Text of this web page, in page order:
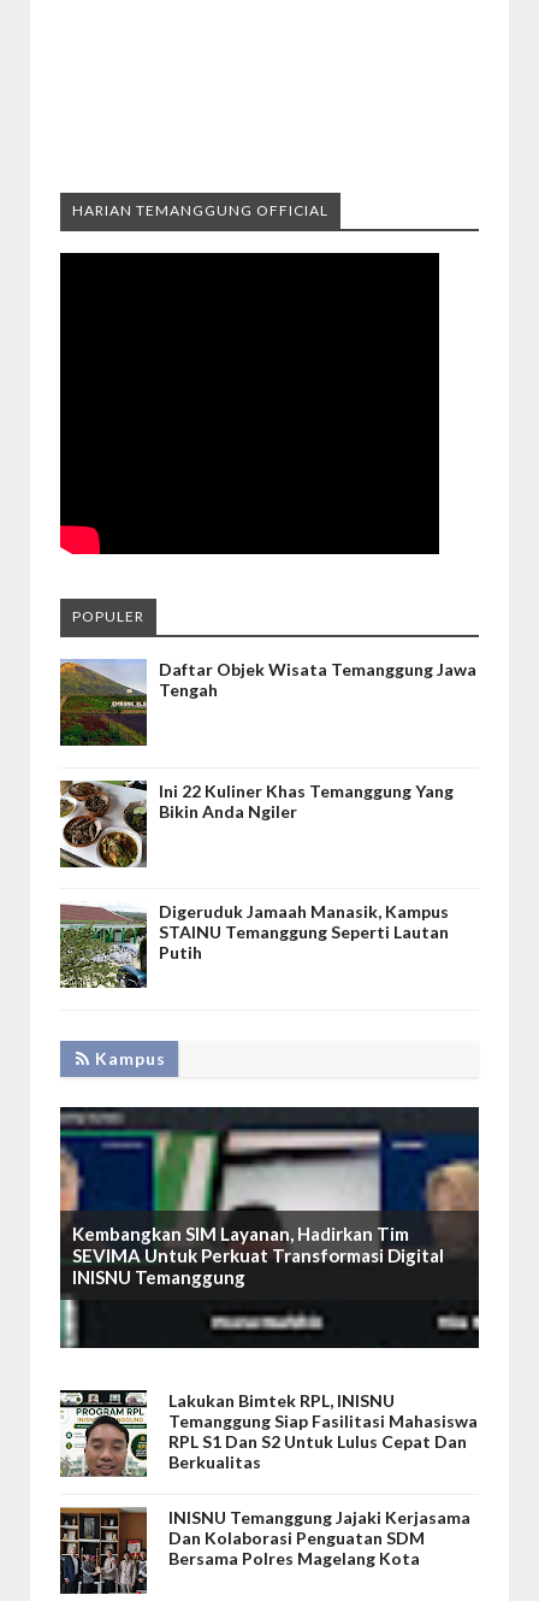
HARIAN TEMANGGUNG OFFICIAL
POPULER
Daftar Objek Wisata Temanggung Jawa
Tengah
Ini 22 Kuliner Khas Temanggung Yang
Bikin Anda Ngiler
Digeruduk Jamaah Manasik, Kampus
STAINU Temanggung Seperti Lautan
Putih
Kampus
Kembangkan SIM Layanan, Hadirkan Tim
SEVIMA Untuk Perkuat Transformasi Digital
INISNU Temanggung
Lakukan Bimtek RPL, INISNU
Temanggung Siap Fasilitasi Mahasiswa
RPL S1 Dan S2 Untuk Lulus Cepat Dan
Berkualitas
INISNU Temanggung Jajaki Kerjasama
Dan Kolaborasi Penguatan SDM
Bersama Polres Magelang Kota